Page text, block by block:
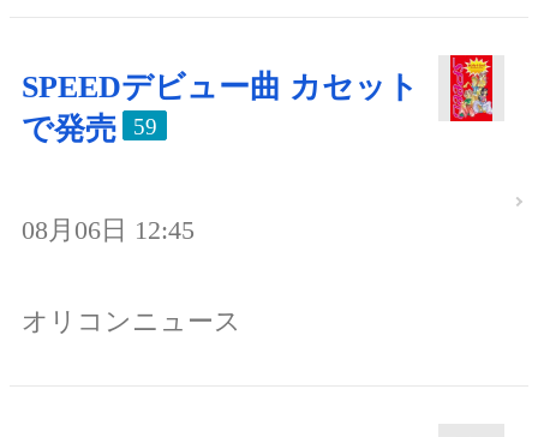
SPEEDデビュー曲 カセット
で発売
59
08月06日 12:45
オリコンニュース